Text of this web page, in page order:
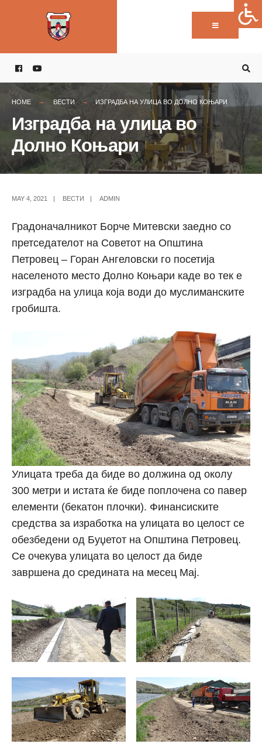
HOME ВЕСТИ ИЗГРАДБА НА УЛИЦА ВО ДОЛНО КОЊАРИ
Изградба на улица во
Долно Коњари
MAY 4, 2021 ВЕСТИ ADMIN
Градоначалникот Борче Митевски заедно со
претседателот на Советот на Општина
Петровец – Горан Ангеловски го посетија
населеното место Долно Коњари каде во тек е
изградба на улица која води до муслиманските
гробишта.
Улицата треба да биде во должина од околу
300 метри и истата ќе биде поплочена со павер
елементи (бекатон плочки). Финансиските
средства за изработка на улицата во целост се
обезбедени од Буџетот на Општина Петровец.
Се очекува улицата во целост да биде
завршена до средината на месец Мај.